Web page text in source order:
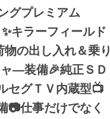
グプレミアム
キラーフィールド
の出し入れ＆乗り
―装備🎉純正ＳＤ
セグＴＶ内蔵型📺
📷仕事だけでなく